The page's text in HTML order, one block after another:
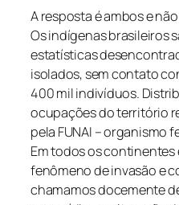
A resposta é ambos e
Os indígenas brasileiros
estatísticas
isolados, sem contato
400 mil indivíduos.
ocupações do território
pela FUNAI – organismo
Em todos os continentes
fenômeno de invasão e
chamamos docemente